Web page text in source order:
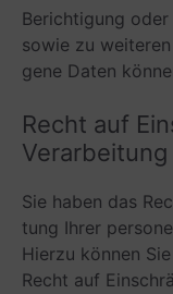
Berich­ti­gung
sowie zu
gene Daten
Recht auf
Verarbeitung
Sie haben das
tung Ihrer
Hierzu kön­nen
Recht auf